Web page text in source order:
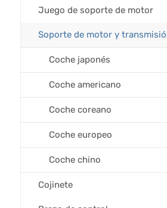
Juego de soporte de motor
Soporte de motor y
Coche japonés
Coche americano
Coche coreano
Coche europeo
Coche chino
Cojinete